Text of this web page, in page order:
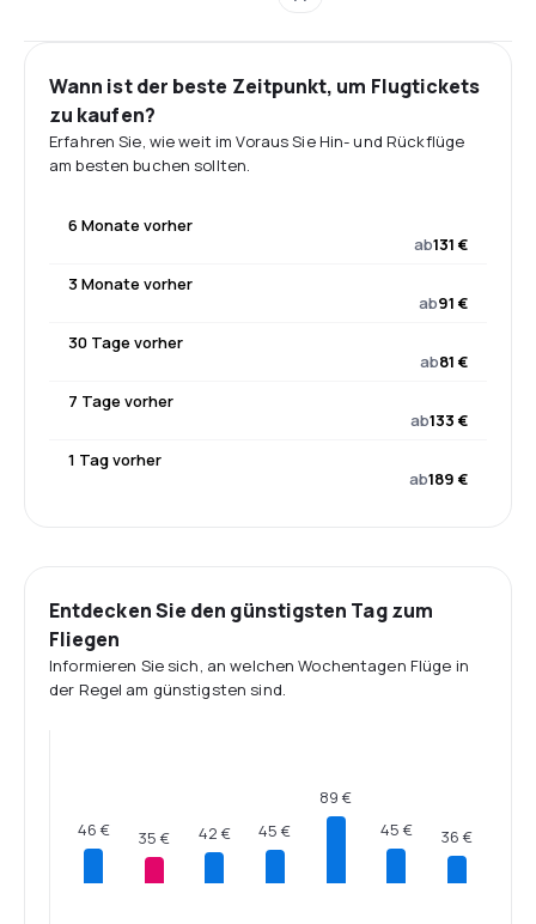
Wann ist der beste Zeitpunkt, um Flugtickets
zu kaufen?
Erfahren Sie, wie weit im Voraus Sie Hin- und Rückflüge
am besten buchen sollten.
6 Monate vorher
ab131 €
3 Monate vorher
ab91 €
30 Tage vorher
ab81 €
7 Tage vorher
ab133 €
1 Tag vorher
ab189 €
Entdecken Sie den günstigsten Tag zum
Fliegen
Informieren Sie sich, an welchen Wochentagen Flüge in
der Regel am günstigsten sind.
46 € 35 € 42 € 45 €
89 €
45 €
36 €